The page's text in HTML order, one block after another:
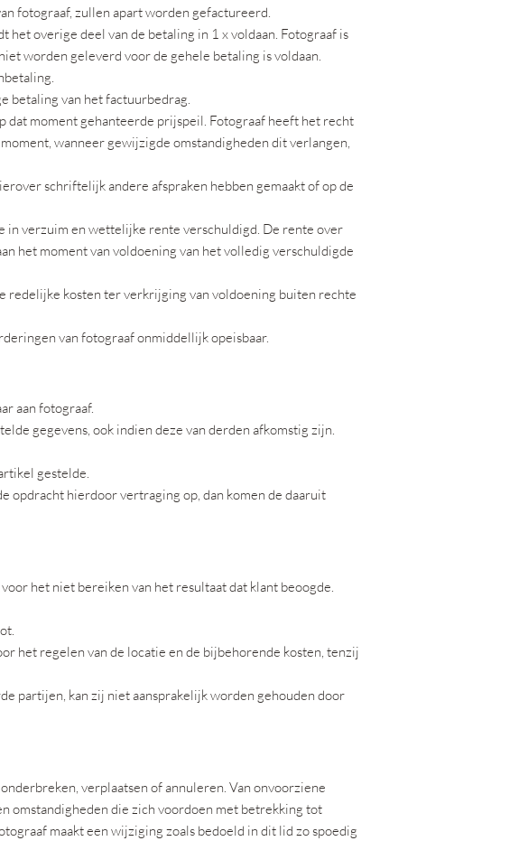
fotograaf, zullen apart worden gefactureerd.
overige deel van de betaling in 1 x voldaan. Fotograaf is
worden geleverd voor de gehele betaling is voldaan.
betaling van het factuurbedrag.
dat moment gehanteerde prijspeil. Fotograaf heeft het recht
wanneer gewijzigde omstandigheden dit verlangen,
schriftelijk andere afspraken hebben gemaakt of op de
in verzuim en wettelijke rente verschuldigd. De rente over
het moment van voldoening van het volledig verschuldigde
redelijke kosten ter verkrijging van voldoening buiten rechte
van fotograaf onmiddellijk opeisbaar.
aan fotograaf.
gegevens, ook indien deze van derden afkomstig zijn.
gestelde.
opdracht hierdoor vertraging op, dan komen de daaruit
het niet bereiken van het resultaat dat klant beoogde.
het regelen van de locatie en de bijbehorende kosten, tenzij
partijen, kan zij niet aansprakelijk worden gehouden door
verplaatsen of annuleren. Van onvoorziene
omstandigheden die zich voordoen met betrekking tot
maakt een wijziging zoals bedoeld in dit lid zo spoedig